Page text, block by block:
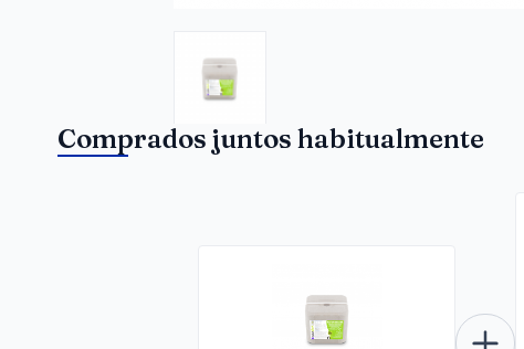
Comprados juntos habitualmente